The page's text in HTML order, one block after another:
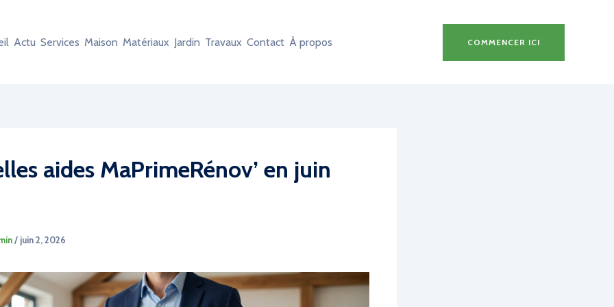
Actu Services Maison Matériaux Jardin Travaux Contact À propos COMMENCER ICI
aides MaPrimeRénov’ en juin
/ juin 2, 2026